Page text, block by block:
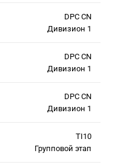
DPC CN
Дивизион 1
DPC CN
Дивизион 1
DPC CN
Дивизион 1
TI10
Групповой этап